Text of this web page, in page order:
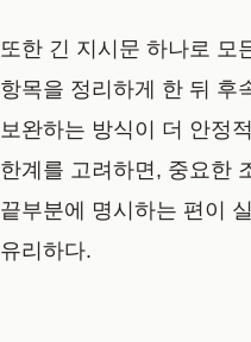
또한 긴 지시문 하나로 모
항목을 정리하게 한 뒤 후
보완하는 방식이 더 안정
한계를 고려하면, 중요한
끝부분에 명시하는 편이
유리하다.